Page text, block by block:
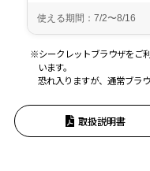
※シークレットブラウザをご
います。
恐れ入りますが、通常ブラ
取扱説明書